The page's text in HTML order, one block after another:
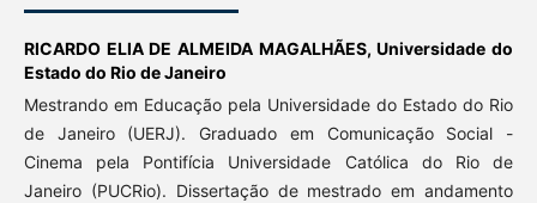
RICARDO ELIA DE ALMEIDA MAGALHÃES,Universidade do
Estado do Rio de Janeiro
Mestrando em Educação pela Universidade do Estado do Rio
de Janeiro (UERJ). Graduado em Comunicação Social -
Cinema pela Pontifícia Universidade Católica do Rio de
Janeiro (PUCRio). Dissertação de mestrado em andamento